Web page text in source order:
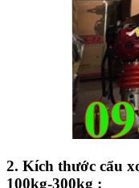
2. Kích thước cẩu
100kg-300kg :